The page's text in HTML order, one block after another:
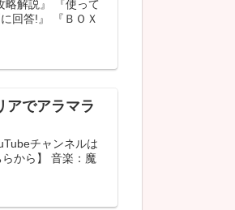
略解説』 『使って
回答!』 『ＢＯＸ
でアラマラ
チャンネルは
から】 音楽：魔